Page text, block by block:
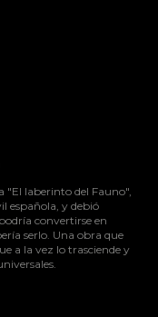
"El laberinto del Fauno",
española, y debió
convertirse en
serlo. Una obra que
a la vez lo trasciende y